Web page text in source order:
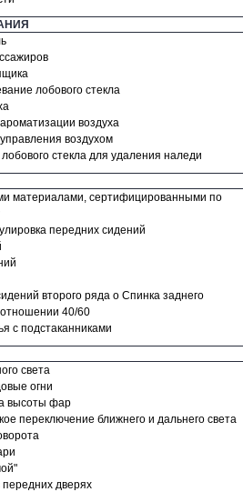
лобового стекла
воздуха
воздухом
стекла для удаления наледи
материалами, сертифицированными по
передних сидений
второго ряда o Спинка заднего
40/60
с подстаканниками
света
огни
высоты фар
переключение ближнего и дальнего света
дверях
000 ₽
в кредит.